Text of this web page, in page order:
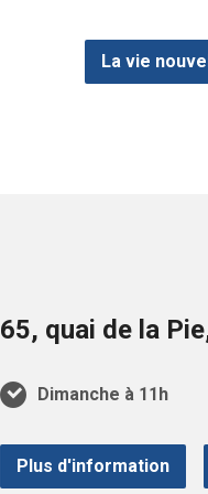
La vie
65, quai de la
Dimanche à 11h
Plus d'information